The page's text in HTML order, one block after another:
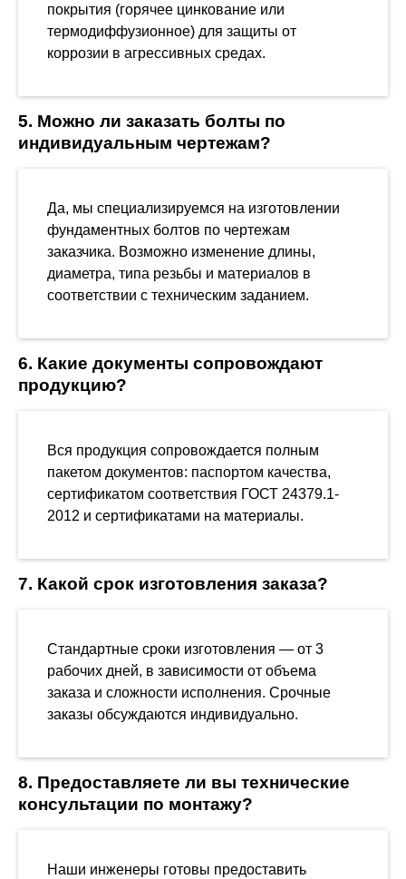
покрытия (горячее цинкование или
термодиффузионное) для защиты от
коррозии в агрессивных средах.
5. Можно ли заказать болты по
индивидуальным чертежам?
Да, мы специализируемся на изготовлении
фундаментных болтов по чертежам
заказчика. Возможно изменение длины,
диаметра, типа резьбы и материалов в
соответствии с техническим заданием.
6. Какие документы сопровождают
продукцию?
Вся продукция сопровождается полным
пакетом документов: паспортом качества,
сертификатом соответствия ГОСТ 24379.1-
2012 и сертификатами на материалы.
7. Какой срок изготовления заказа?
Стандартные сроки изготовления — от 3
рабочих дней, в зависимости от объема
заказа и сложности исполнения. Срочные
заказы обсуждаются индивидуально.
8. Предоставляете ли вы технические
консультации по монтажу?
Наши инженеры готовы предоставить